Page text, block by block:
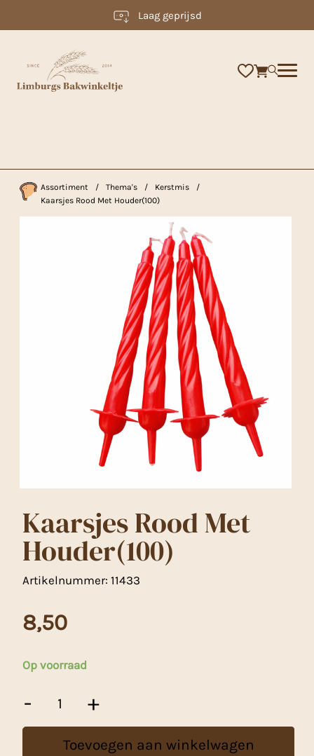
Laag geprijsd
Assortiment / Thema's / Kerstmis
/
Kaarsjes Rood Met Houder(100)
Kaarsjes Rood Met
Houder(100)
Artikelnummer: 11433
8,50
Op voorraad
-
Rood
Houder(100)
+
Toevoegen aan winkelwagen